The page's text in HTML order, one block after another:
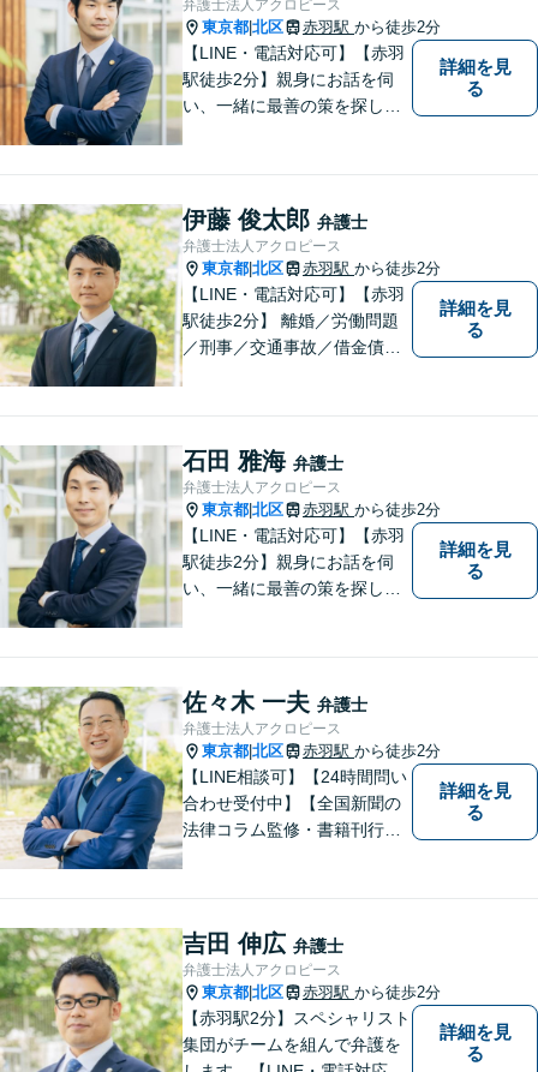
弁護士法人アクロピース
東京都 北区 赤羽駅 から徒歩2分
【LINE・電話対応可】【赤羽
駅徒歩2分】親身にお話を伺
い、一緒に最善の策を探しま
護をします。他士業との連携
あり【初回面談無料】
詳細を見
る
伊藤 俊太郎 弁護士
弁護士法人アクロピース
東京都 北区 赤羽駅 から徒歩2分
【LINE・電話対応可】【赤羽
駅徒歩2分】 離婚／労働問題
／刑事／交通事故／借金債務
との連携あり。アクロピース
はあなたの味方です！
詳細を見
る
石田 雅海 弁護士
弁護士法人アクロピース
東京都 北区 赤羽駅 から徒歩2分
【LINE・電話対応可】【赤羽
駅徒歩2分】親身にお話を伺
い、一緒に最善の策を探しま
護をします。他士業との連携
あり【初回面談無料】
詳細を見
る
佐々木 一夫 弁護士
弁護士法人アクロピース
東京都 北区 赤羽駅 から徒歩2分
【LINE相談可】【24時間問い
合わせ受付中】【全国新聞の
法律コラム監修・書籍刊行・
を伺い、相談予約をご案内。
「有利な条件で解決したい」
と強い要望がある方はご相談
ください。
詳細を見
る
吉田 伸広 弁護士
弁護士法人アクロピース
東京都 北区 赤羽駅 から徒歩2分
【赤羽駅2分】スペシャリスト
集団がチームを組んで弁護を
詳細を見
る